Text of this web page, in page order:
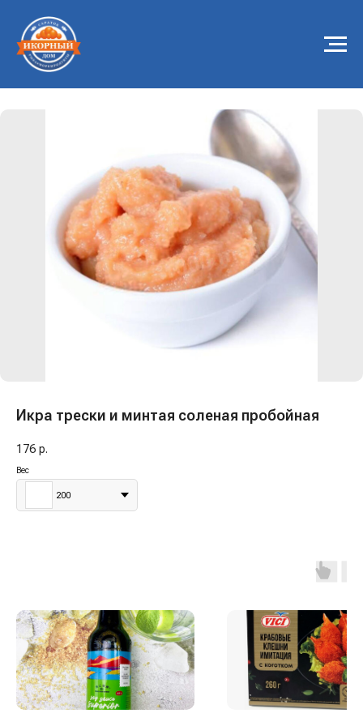
Икра трески и минтая соленая пробойная
176 р.
Вес
200